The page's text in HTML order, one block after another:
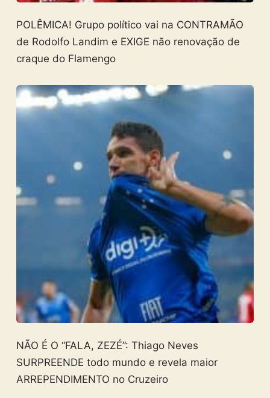
POLÊMICA! Grupo político vai na CONTRAMÃO
de Rodolfo Landim e EXIGE não renovação de
craque do Flamengo
NÃO É O “FALA, ZEZÉ”: Thiago Neves
SURPREENDE todo mundo e revela maior
ARREPENDIMENTO no Cruzeiro